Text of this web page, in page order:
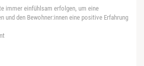
immer einfühlsam erfolgen, um eine
und den Bewohner:innen eine positive Erfahrung